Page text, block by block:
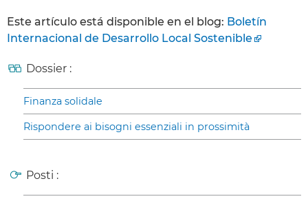
Este artículo está disponible en el blog: Boletín
Internacional de Desarrollo Local Sostenible
Dossier :
Finanza solidale
Rispondere ai bisogni essenziali in prossimità
Posti :